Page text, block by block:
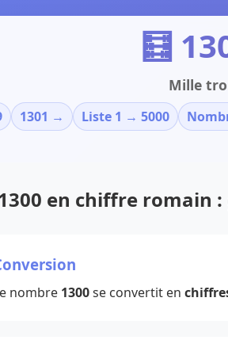
🧮
Mille
1301 → Liste 1 → 5000
en chiffre romain
nombre 1300se convertit en